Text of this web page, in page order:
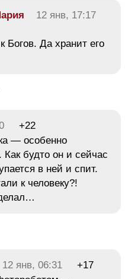
12 янв, 17:17
Богов. Да хранит его
+22
— особенно
будто он и сейчас
в ней и спит.
к человеку?!
12 янв, 06:31
+17